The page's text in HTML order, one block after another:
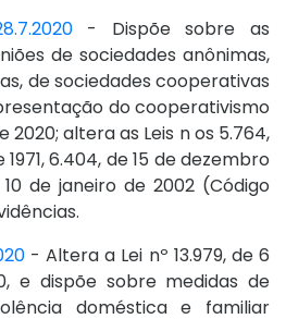
- Dispõe sobre as
de sociedades anônimas,
de sociedades cooperativas
do cooperativismo
altera as Leis n os 5.764,
6.404, de 15 de dezembro
de janeiro de 2002 (Código
- Altera a Lei nº 13.979, de 6
e dispõe sobre medidas de
doméstica e familiar